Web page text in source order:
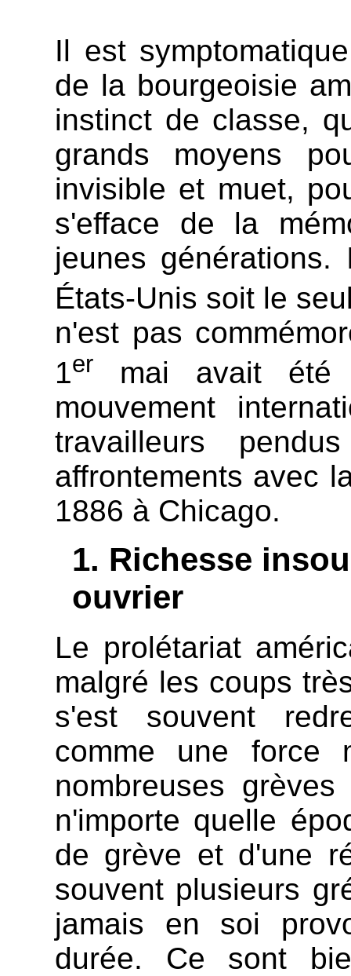
Il est
de la bourgeoisie
instinct de classe,
grands moyens
invisible et muet,
s'efface de la
jeunes
États-Unis soit le
n'est pas
1er
mai avait été
mouvement
travailleurs
affrontements avec
1886 à Chicago.
Richesse
ouvrier
Le prolétariat
malgré les coups
s'est souvent
comme une force
nombreuses
n'importe quelle
de grève et d'une
souvent plusieurs
jamais en soi
durée. Ce sont